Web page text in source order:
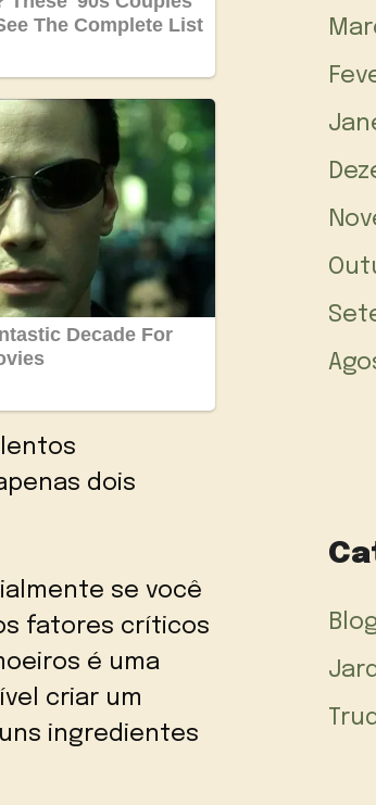
dois
se você
fatores críticos
é uma
criar um
ingredientes